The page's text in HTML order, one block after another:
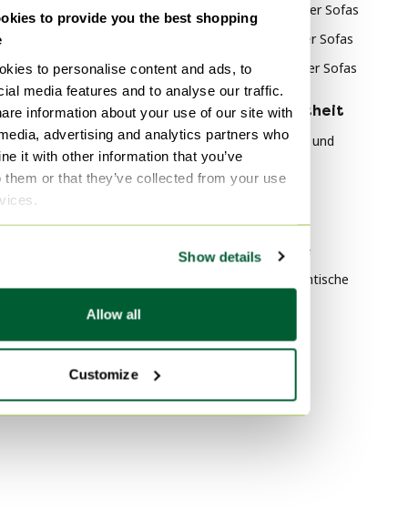
to provide you the best shopping
to personalise content and ads, to
media features and to analyse our traffic.
information about your use of our site with
advertising and analytics partners who
it with other information that you’ve
them or that they’ve collected from your use
Show details
Allow all
Customize
Modern 3-5 Sitzer Sofas
Design 3-5 Sitzer Sofas
Vintage 3-5 Sitzer Sofas
Nach Material
Leder 3-5 Sitzer Sofas
Samt 3-5 Sitzer Sofas
Stoff 3-5 Sitzer Sofas
Nach Beliebtheit
Giorgetti Stühle und
Loungesessel
HAY Tische
Plexiglas Tische
Vitra Bürostühle
Rolf Benz Couchtische